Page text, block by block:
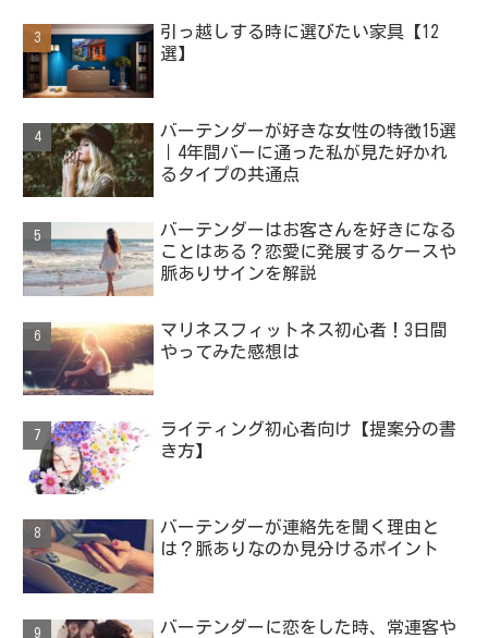
引っ越しする時に選びたい家具【12
選】
バーテンダーが好きな女性の特徴15選
｜4年間バーに通った私が見た好かれ
るタイプの共通点
バーテンダーはお客さんを好きになる
ことはある？恋愛に発展するケースや
脈ありサインを解説
マリネスフィットネス初心者！3日間
やってみた感想は
ライティング初心者向け【提案分の書
き方】
バーテンダーが連絡先を聞く理由と
は？脈ありなのか見分けるポイント
バーテンダーに恋をした時、常連客や